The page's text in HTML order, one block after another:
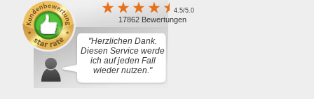
4.5/5.0
17862 Bewertungen
"Herzlichen Dank.
Diesen Service werde
ich auf jeden Fall
wieder nutzen."